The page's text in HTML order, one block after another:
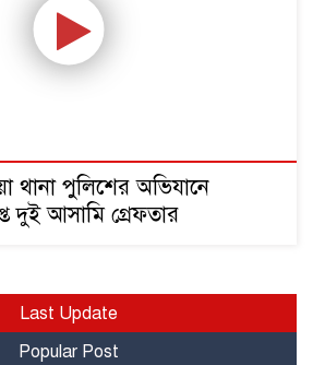
থানা পুলিশের অভিযানে
দুই আসামি গ্রেফতার
Last Update
Popular Post